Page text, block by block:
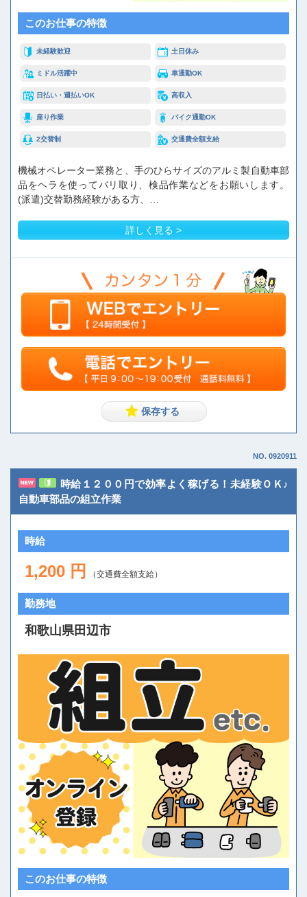
このお仕事の特徴
未経験歓迎 土日休み
ミドル活躍中 車通勤OK
日払い・週払いOK 高収入
座り作業 バイク通勤OK
2交替制 交通費全額支給
機械オペレーター業務と、手のひらサイズのアルミ製自動車部
品をヘラを使ってバリ取り、検品作業などをお願いします。
(派遣)交替勤務経験がある方、…
詳しく見る >
NO. 0920911
時給１２００円で効率よく稼げる！未経験ＯＫ♪
自動車部品の組立作業
時給
1,200 円 （交通費全額支給）
勤務地
和歌山県田辺市
このお仕事の特徴